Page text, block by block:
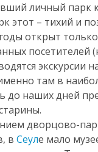
личный парк
этот – тихий и
открыт
посетителей
экскурсии
там в
до наших дней
дворцово-
в Сеуле мало